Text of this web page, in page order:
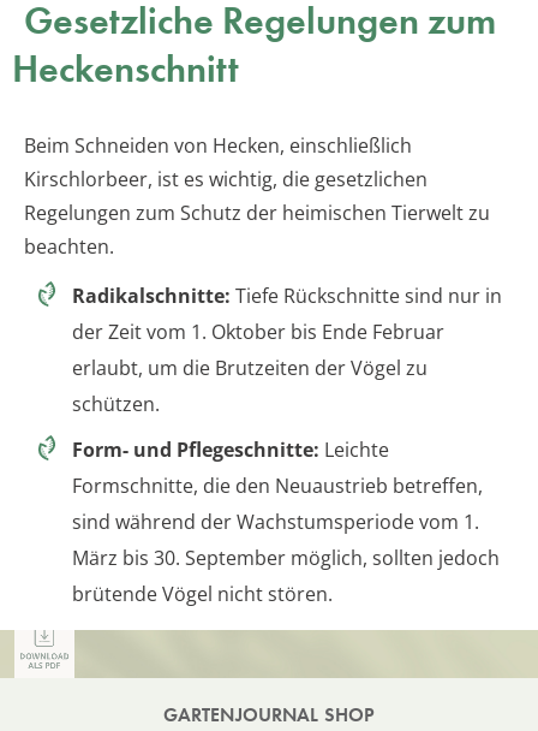
Gesetzliche Regelungen zum
Heckenschnitt
Beim Schneiden von Hecken, einschließlich
Kirschlorbeer, ist es wichtig, die gesetzlichen
Regelungen zum Schutz der heimischen Tierwelt zu
beachten.
Radikalschnitte: Tiefe Rückschnitte sind nur in
der Zeit vom 1. Oktober bis Ende Februar
erlaubt, um die Brutzeiten der Vögel zu
schützen.
Form- und Pflegeschnitte: Leichte
Formschnitte, die den Neuaustrieb betreffen,
sind während der Wachstumsperiode vom 1.
März bis 30. September möglich, sollten jedoch
brütende Vögel nicht stören.
GARTENJOURNAL SHOP